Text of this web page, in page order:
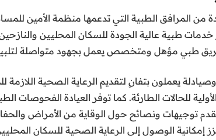
من المرافق الطبية التي تدعمها منظمة الأمين
خدمات طبية عالية الجودة للسكان المحليين
طبي مؤهل ومتخصص يعمل بجهود متواصلة
يعملون بتفانٍ لتقديم الرعاية الصحية اللازمة
الأولية للحالات الطارئة. كما توفر العيادة
توجيهات ونصائح حول الوقاية من الأمراض
الوصول إلى الرعاية الصحية للسكان